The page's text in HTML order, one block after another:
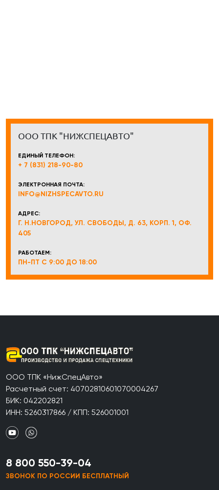
ООО ТПК "НИЖСПЕЦАВТО"
ЕДИНЫЙ ТЕЛЕФОН:
+ 7 (831) 218-90-80
ЭЛЕКТРОННАЯ ПОЧТА:
INFO@NIZHSPECAVTO.RU
АДРЕС:
Г. Н.НОВГОРОД, УЛ. СВОБОДЫ, Д. 63, КОРП. 1, ОФ.
405
РАБОТАЕМ:
ПН-ПТ С 9:00 ДО 18:00
ООО ТПК «НижСпецАвто»
Расчетный счет: 40702810601070004267
БИК: 042202821
ИНН: 5260317866 / КПП: 526001001
8 800 550-39-04
ЗВОНОК ПО РОССИИ БЕСПЛАТНЫЙ